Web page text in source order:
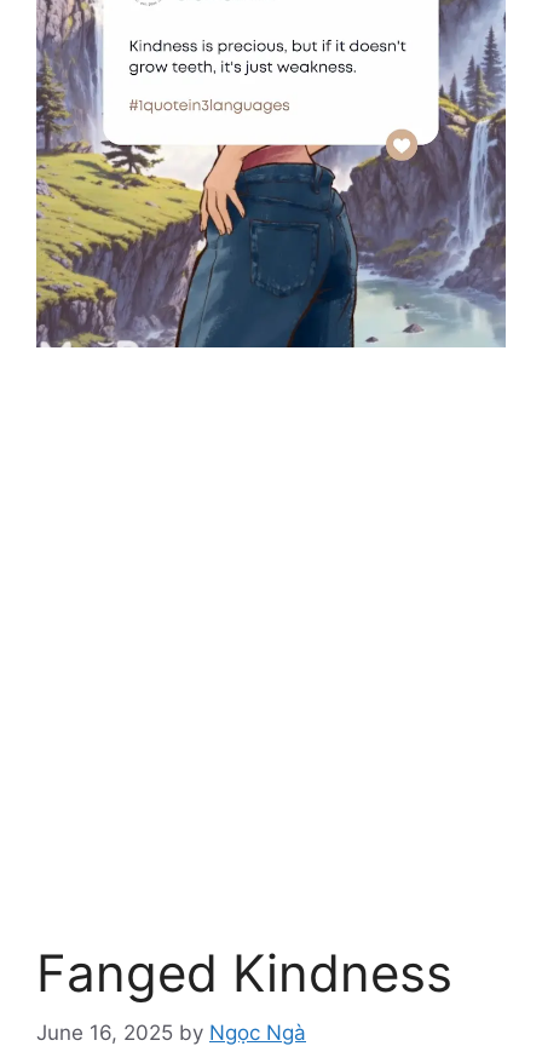
Fanged Kindness
June 16, 2025 by Ngọc Ngà